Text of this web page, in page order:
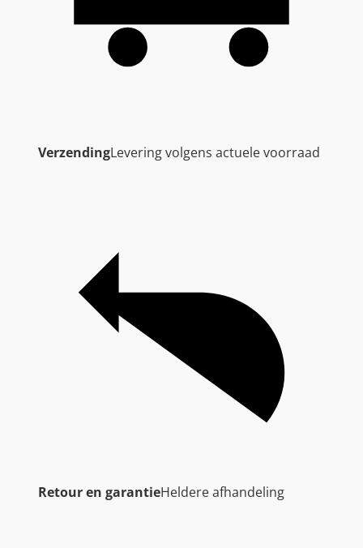
VerzendingLevering volgens actuele voorraad
Retour en garantieHeldere afhandeling